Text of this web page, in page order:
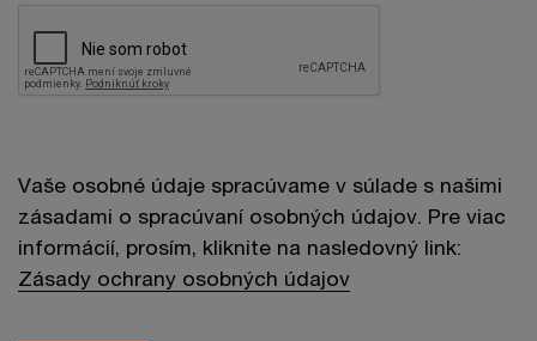
Vaše osobné údaje spracúvame v súlade s našimi
zásadami o spracúvaní osobných údajov. Pre viac
informácií, prosím, kliknite na nasledovný link:
Zásady ochrany osobných údajov